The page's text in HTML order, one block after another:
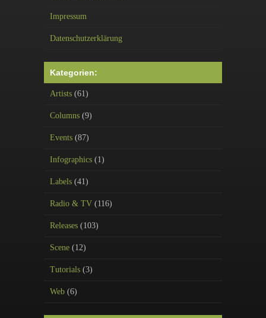
Impressum
Datenschutzerklärung
Kategorien:
Artists (61)
Columns (9)
Events (87)
Infographics (1)
Labels (41)
Radio & TV (116)
Releases (103)
Scene (12)
Tutorials (3)
Web (6)